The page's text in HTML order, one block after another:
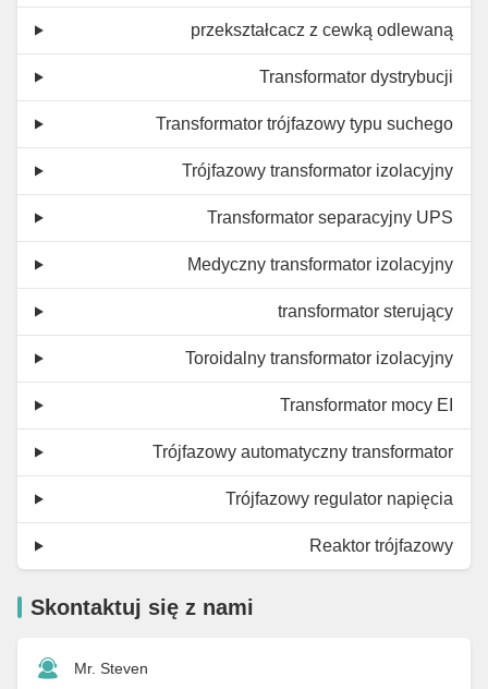
przekształcacz z cewką odlewaną
Transformator dystrybucji
Transformator trójfazowy typu suchego
Trójfazowy transformator izolacyjny
Transformator separacyjny UPS
Medyczny transformator izolacyjny
transformator sterujący
Toroidalny transformator izolacyjny
Transformator mocy EI
Trójfazowy automatyczny transformator
Trójfazowy regulator napięcia
Reaktor trójfazowy
Skontaktuj się z nami
Mr. Steven